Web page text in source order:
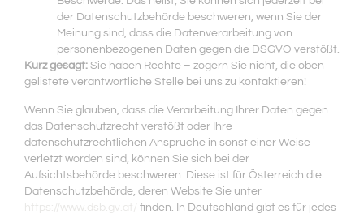
der Datenschutzbehörde beschweren, wenn Sie der
Meinung sind, dass die Datenverarbeitung von
personenbezogenen Daten gegen die DSGVO verstößt.
Kurz gesagt: Sie haben Rechte – zögern Sie nicht, die oben
gelistete verantwortliche Stelle bei uns zu kontaktieren!
Wenn Sie glauben, dass die Verarbeitung Ihrer Daten gegen
das Datenschutzrecht verstößt oder Ihre
datenschutzrechtlichen Ansprüche in sonst einer Weise
verletzt worden sind, können Sie sich bei der
Aufsichtsbehörde beschweren. Diese ist für Österreich die
Datenschutzbehörde, deren Website Sie unter
https://www.dsb.gv.at/
finden. In Deutschland gibt es für jedes